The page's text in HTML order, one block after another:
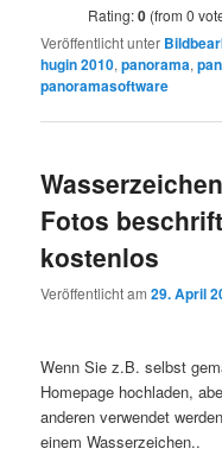
Rating:0 (from 0
Veröffentlicht unter
hugin 2010,panorama,
panoramasoftware
Fotos
kostenlos
Veröffentlicht am29. April
Wenn Sie z.B. selbst
Homepage hochladen,
anderen verwendet
einem Wasserzeichen..